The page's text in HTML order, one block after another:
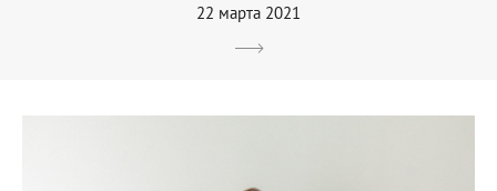
22 марта 2021